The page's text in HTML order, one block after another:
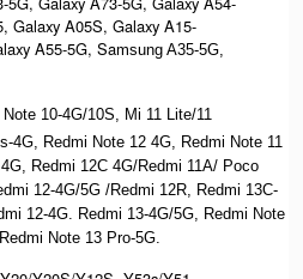
Galaxy A05S, Galaxy A15-
A55-5G, Samsung A35-5G,
10-4G/10S, Mi 11 Lite/11
4G, Redmi Note 12 4G, Redmi Note 11
Redmi 12C 4G/Redmi 11A/ Poco
12-4G/5G /Redmi 12R, Redmi 13C-
12-4G. Redmi 13-4G/5G, Redmi Note
edmi Note 13 Pro-5G.